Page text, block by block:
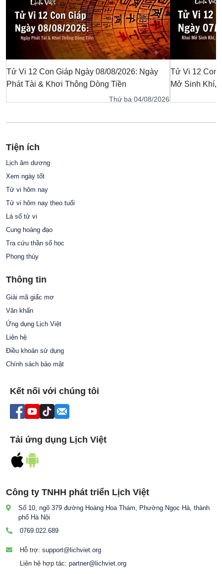
Tử Vi 12 Con Giáp Ngày 08/08/2026: Ngày
Phát Tài & Khơi Thông Dòng Tiền
Thứ ba 04/08/2026
Tử Vi 12 Con
Mở Sinh Khí,
Công ty TNHH phát triển Lịch Việt
Số 10, ngõ 379 đường Hoàng Hoa Thám, Phường Ngọc Hà, thành
phố Hà Nội
0769.022.689
Hỗ trợ: support@lichviet.org
Liên hệ hợp tác: partner@lichviet.org
Tiện ích
Lịch âm dương
Xem ngày tốt
Tử vi hôm nay
Tử vi hôm nay theo tuổi
Lá số tử vi
Cung hoàng đạo
Tra cứu thần số học
Phong thủy
Thông tin
Giải mã giấc mơ
Văn khấn
Ứng dụng Lịch Việt
Liên hệ
Điều khoản sử dụng
Chính sách bảo mật
Kết nối với chúng tôi
Tải ứng dụng Lịch Việt